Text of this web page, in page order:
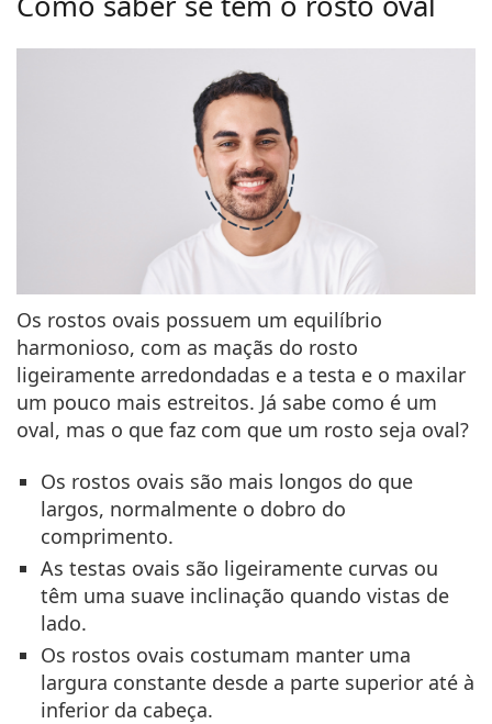
Persol
Os rostos ovais possuem um equilíbrio
harmonioso, com as maçãs do rosto
ligeiramente arredondadas e a testa e o maxilar
um pouco mais estreitos. Já sabe como é um
oval, mas o que faz com que um rosto seja oval?
Os rostos ovais são mais longos do que
largos, normalmente o dobro do
comprimento.
As testas ovais são ligeiramente curvas ou
têm uma suave inclinação quando vistas de
lado.
Os rostos ovais costumam manter uma
largura constante desde a parte superior até à
inferior da cabeça.